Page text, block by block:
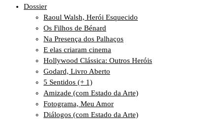
Dossier
Raoul Walsh, Herói Esquecido
Os Filhos de Bénard
Na Presença dos Palhaços
E elas criaram cinema
Hollywood Clássica: Outros Heróis
Godard, Livro Aberto
5 Sentidos (+ 1)
Amizade (com Estado da Arte)
Fotograma, Meu Amor
Diálogos (com Estado da Arte)